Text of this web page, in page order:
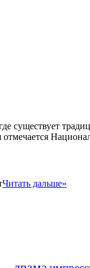
существует
Читать дальше»